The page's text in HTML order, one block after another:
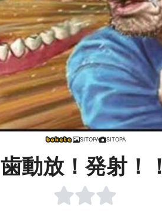
SITOPA SITOPA
歯動放！発射！！